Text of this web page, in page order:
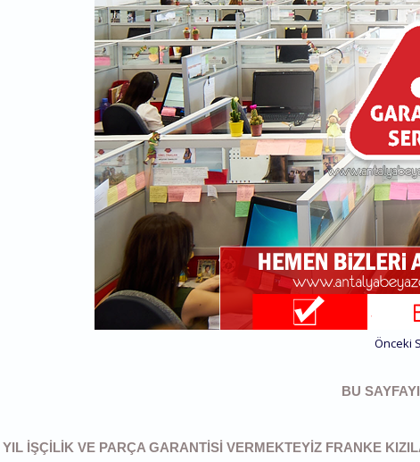
Önceki
BU
YIL İŞÇILIK VE PARÇA GARANTISI VERMEKTEYIZ FRANKE